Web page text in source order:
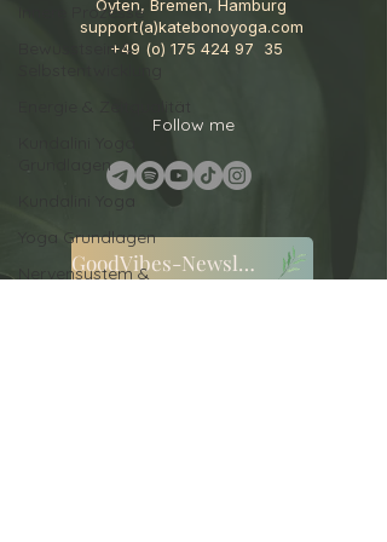
Innere Prozesse
Bewusstsein &
Grundlagen
Yoga Grundlagen
Nervensystem &
Oyten, Bremen, Hamburg
support(a)katebonoyoga.com
+49 (o) 175 424 97 35
Follow me
GoodVibes-Newsletter